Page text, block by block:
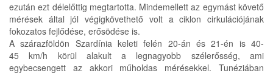
ezután ezt délelőttig megtartotta. Mindemellett az egymást követő
mérések által jól végigkövethető volt a ciklon cirkulációjának
fokozatos fejlődése, erősödése is.
A szárazföldön Szardínia keleti felén 20-án és 21-én is 40-
45 km/h körül alakult a legnagyobb szélerősség, ami
egybecsengett az akkori műholdas mérésekkel. Tunéziában